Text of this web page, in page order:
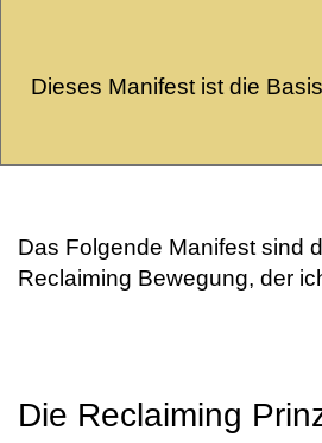
Dieses Manifest ist die
Das Folgende Manifest sind
Reclaiming Bewegung, der
Die Reclaiming